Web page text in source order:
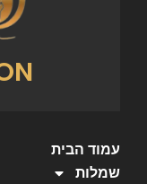
עמוד הבית
שמלות